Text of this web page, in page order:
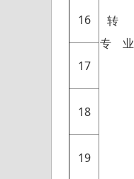
转
专 业
16
17
18
19